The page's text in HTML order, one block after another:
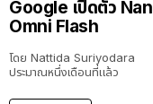
Google เปิดตัว
Omni Flash
โดย Nattida Suriyodara
ประมาณหนึ่งเดือนที่แล้ว